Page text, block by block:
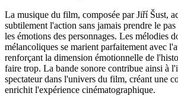
La musique du film, composée par Jiří Šust,
subtilement l'action sans jamais prendre le
les émotions des personnages. Les mélodies
mélancoliques se marient parfaitement avec
renforçant la dimension émotionnelle de
faire trop. La bande sonore contribue ainsi à
spectateur dans l'univers du film, créant une
enrichit l'expérience cinématographique.